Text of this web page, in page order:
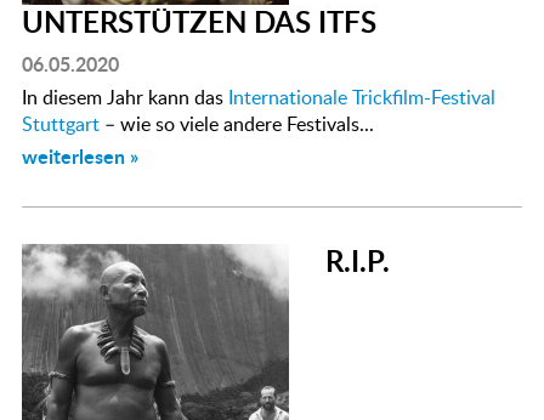
UNTERSTÜTZEN DAS ITFS
06.05.2020
In diesem Jahr kann das Internationale Trickfilm-Festival
Stuttgart– wie so viele andere Festivals...
weiterlesen »
R.I.P.